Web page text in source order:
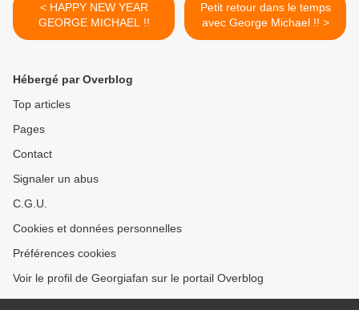
< HAPPY NEW YEAR
GEORGE MICHAEL !!
Petit retour dans le temps
avec George Michael !! >
Hébergé par Overblog
Top articles
Pages
Contact
Signaler un abus
C.G.U.
Cookies et données personnelles
Préférences cookies
Voir le profil de Georgiafan sur le portail Overblog